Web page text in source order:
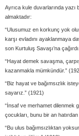
Ayrıca kule duvarlarında
almaktadır:
“Ulusumuz en korkunç yok
karşı evladını ayaklanmaya
son Kurtuluş Savaşı’na
“Hayat demek savaşma,
kazanmakla mümkündür.”
“Biz hayat ve bağımsızlık
sayarız.” (1921)
“İnsaf ve merhamet dilenmek
çocukları, bunu bir an hatırdan
“Bu ulus bağımsızlıktan